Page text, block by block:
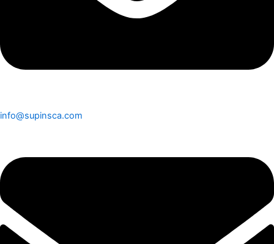
info@supinsca.com